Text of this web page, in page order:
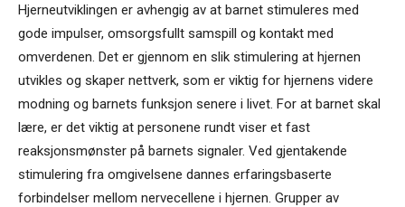
Hjerneutviklingen er avhengig av at barnet stimuleres med
gode impulser, omsorgsfullt samspill og kontakt med
omverdenen. Det er gjennom en slik stimulering at hjernen
utvikles og skaper nettverk, som er viktig for hjernens videre
modning og barnets funksjon senere i livet. For at barnet skal
lære, er det viktig at personene rundt viser et fast
reaksjonsmønster på barnets signaler. Ved gjentakende
stimulering fra omgivelsene dannes erfaringsbaserte
forbindelser mellom nervecellene i hjernen. Grupper av